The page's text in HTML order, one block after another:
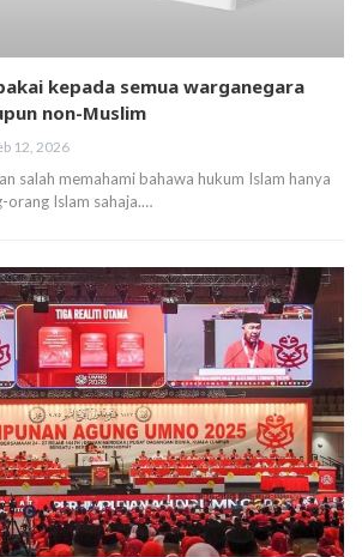
kepada semua warganegara
non-Muslim
12, 2026
salah memahami bahawa hukum Islam hanya
Islam sahaja.…